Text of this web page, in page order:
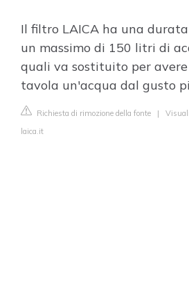
Il filtro LAICA ha una
un massimo di 150 litri di
quali va sostituito per avere
tavola un'acqua dal gusto
Richiesta di rimozione della fonte |
laica.it